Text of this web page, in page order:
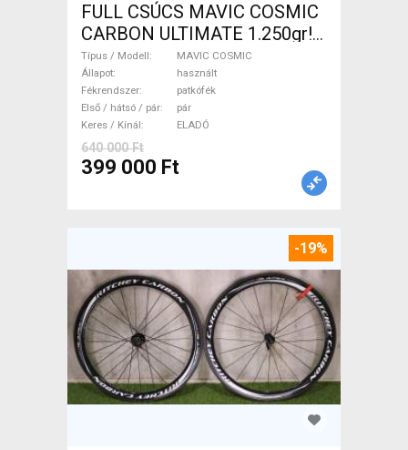
FULL CSÚCS MAVIC COSMIC
CARBON ULTIMATE 1.250gr!
MAVIC COSMIC Országúti /
Gravel / Triatlon Alkatrész,
Országúti Kerék / Felni / Gumi
használt ELADÓ
Típus / Modell
MAVIC COSMIC
Állapot
használt
Fékrendszer
patkófék
Első / hátsó / pár
pár
Keres / Kínál
ELADÓ
640 000 Ft
399 000 Ft
-19%